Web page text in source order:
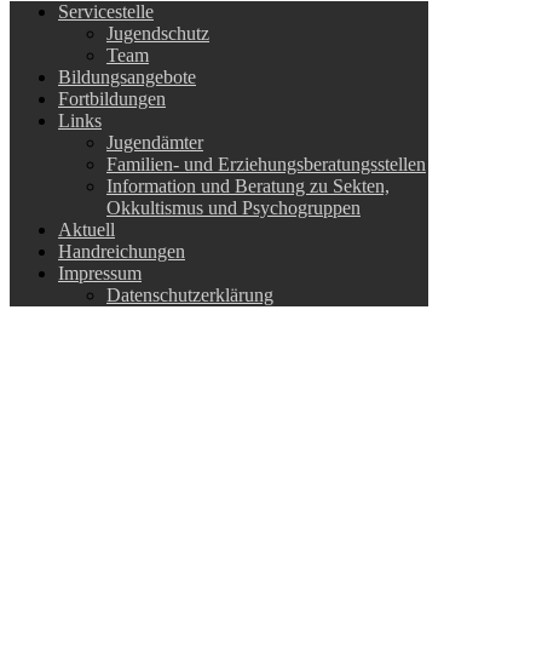
Servicestelle
Jugendschutz
Team
Bildungsangebote
Fortbildungen
Links
Jugendämter
Familien- und Erziehungsberatungsstellen
Information und Beratung zu Sekten,
Okkultismus und Psychogruppen
Aktuell
Handreichungen
Impressum
Datenschutzerklärung